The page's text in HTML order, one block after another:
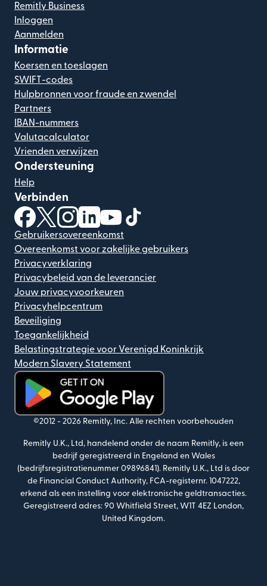
Remitly Business
Inloggen
Aanmelden
Informatie
Koersen en toeslagen
SWIFT-codes
Hulpbronnen voor fraude en zwendel
Partners
IBAN-nummers
Valutacalculator
Vrienden verwijzen
Ondersteuning
Help
Verbinden
(wordt geopend in een nieuw venster)
(wordt geopend in een nieuw venster)
(wordt geopend in een nieuw venster)
(wordt geopend in een nieuw venster)
(wordt geopend in een nieuw
Gebruikersovereenkomst
Overeenkomst voor zakelijke gebruikers
Privacyverklaring
Privacybeleid van de leverancier
Jouw privacyvoorkeuren
Privacyhelpcentrum
Beveiliging
Toegankelijkheid
Belastingstrategie voor Verenigd Koninkrijk
Modern Slavery Statement
(wordt geopend in een nieuw venster)
©2012 - 2026 Remitly, Inc. Alle rechten voorbehouden
Remitly U.K., Ltd, handelend onder de naam Remitly, is een
bedrijf geregistreerd in Engeland en Wales
(bedrijfsregistratienummer 09896841). Remitly U.K., Ltd is door
de Financial Conduct Authority, FCA-registernr. 1047222,
erkend als een instelling voor elektronische geldtransacties.
Geregistreerd adres: 90 Whitfield Street, W1T 4EZ London,
United Kingdom.